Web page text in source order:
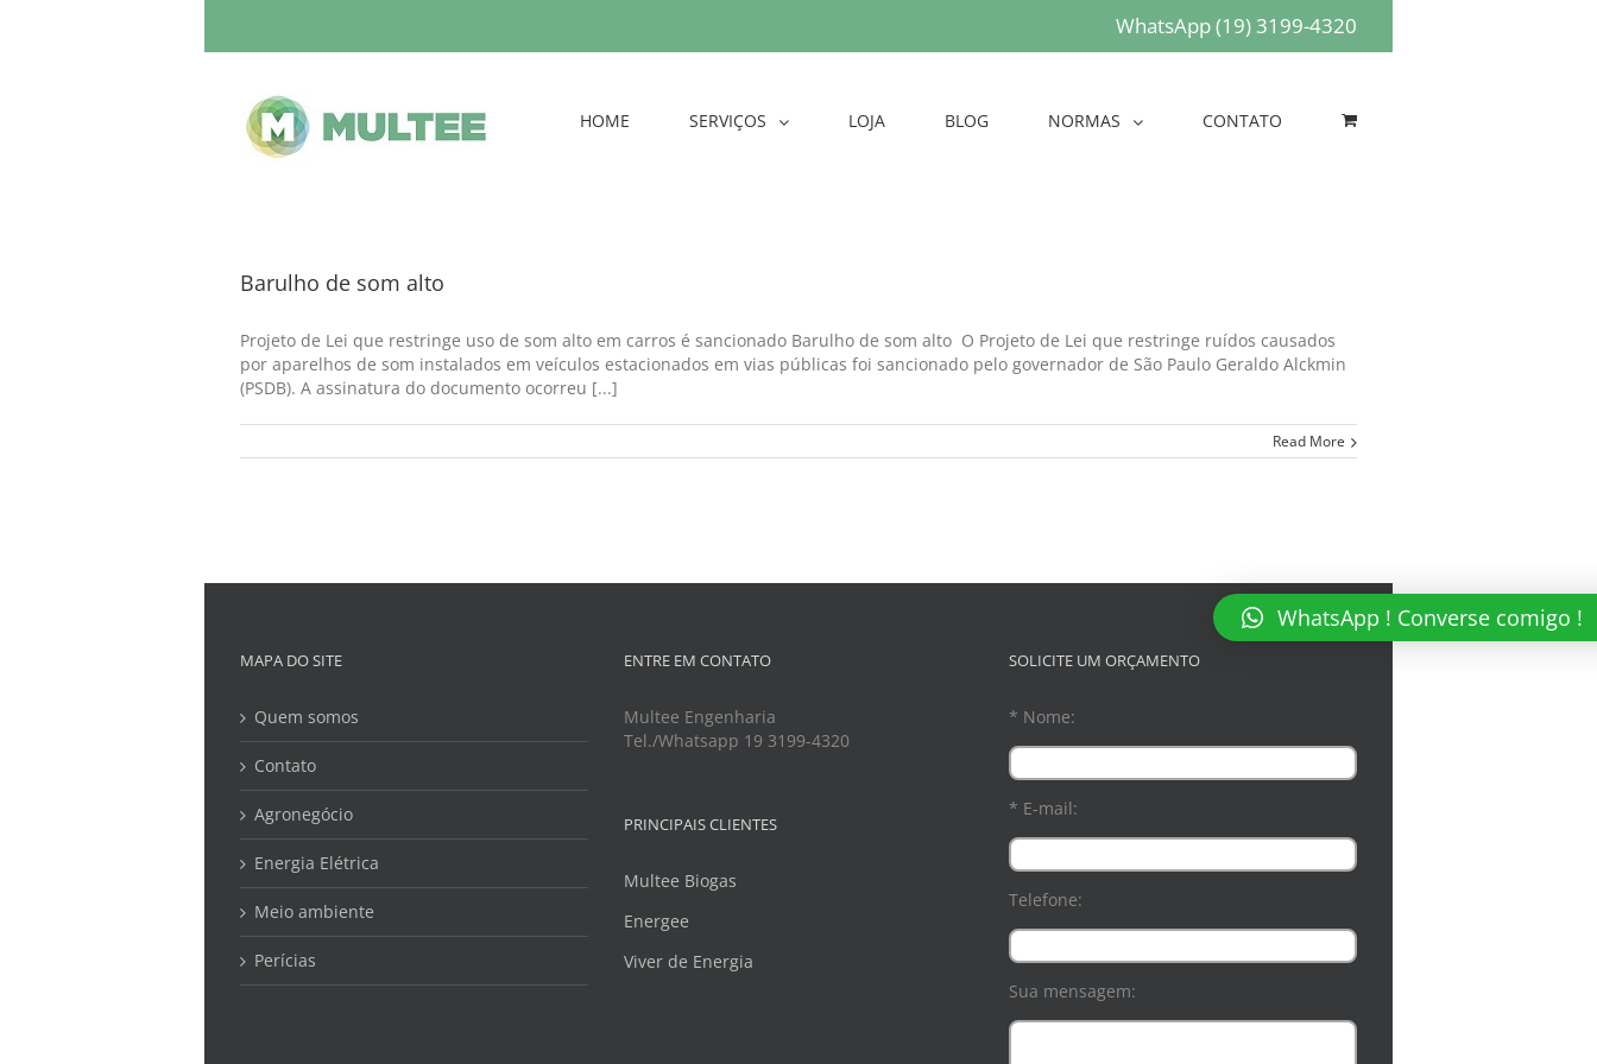
WhatsApp (19) 3199-4320
HOME SERVIÇOS LOJA BLOG NORMAS CONTATO
Barulho de som alto
Projeto de Lei que restringe uso de som alto em carros é sancionado Barulho de som alto O Projeto de Lei que restringe ruídos causados
por aparelhos de som instalados em veículos estacionados em vias públicas foi sancionado pelo governador de São Paulo Geraldo Alckmin
(PSDB). A assinatura do documento ocorreu [...]
Read More
MAPA DO SITE
Quem somos
Contato
Agronegócio
Energia Elétrica
Meio ambiente
Perícias
ENTRE EM CONTATO
Multee Engenharia
Tel./Whatsapp 19 3199-4320
PRINCIPAIS CLIENTES
Multee Biogas
Energee
Viver de Energia
SOLICITE UM ORÇAMENTO
* Nome:
* E-mail:
Telefone:
Sua mensagem:
WhatsApp ! Converse comigo !